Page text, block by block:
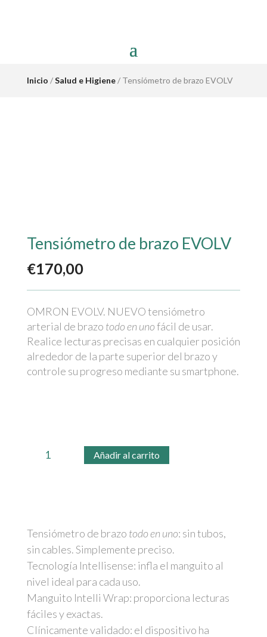
Inicio /Salud e Higiene/ Tensiómetro de brazo EVOLV
Tensiómetro de brazo EVOLV
€170,00
OMRON EVOLV. NUEVO tensiómetro
arterial de brazo todo en unofácil de usar.
Realice lecturas precisas en cualquier posición
alrededor de la parte superior del brazo y
controle su progreso mediante su smartphone.
Añadir al carrito
Tensiómetro de brazo todo en uno: sin tubos,
sin cables. Simplemente preciso.
Tecnología Intellisense: infla el manguito al
nivel ideal para cada uso.
Manguito Intelli Wrap: proporciona lecturas
fáciles y exactas.
Clínicamente validado: el dispositivo ha